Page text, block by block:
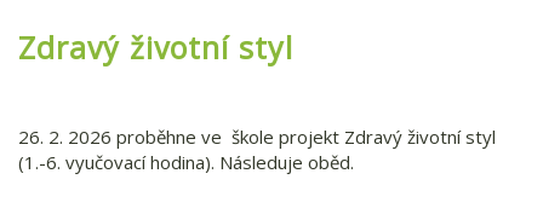
Zdravý životní styl
26. 2. 2026 proběhne ve škole projekt Zdravý životní styl
(1.-6. vyučovací hodina). Následuje oběd.